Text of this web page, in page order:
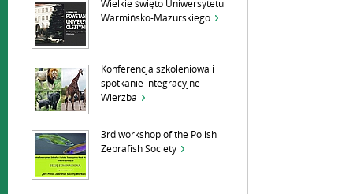
Wielkie święto Uniwersytetu
Warmińsko-Mazurskiego
Konferencja szkoleniowa i
spotkanie integracyjne –
Wierzba
3rd workshop of the Polish
Zebrafish Society